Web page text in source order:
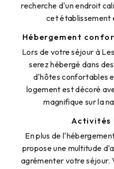
recherche d'un endroit
cet établissement
Hébergement
Lors de votre séjour à
serez hébergé dans
d'hôtes confortables
logement est décoré
magnifique sur la
Activités
En plus de
propose une multitude
agrémenter votre séjour.